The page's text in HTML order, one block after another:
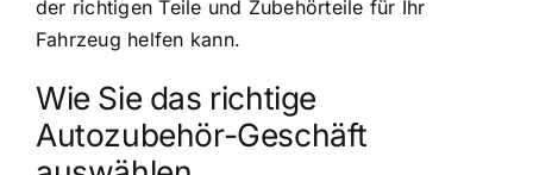
der richtigen Teile und Zubehörteile für Ihr
Fahrzeug helfen kann.
Wie Sie das richtige
Autozubehör-Geschäft